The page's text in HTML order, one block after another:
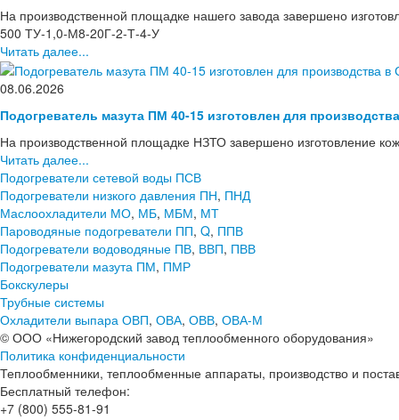
На производственной площадке нашего завода завершено
500 ТУ-1,0-М8-20Г-2-Т-4-У
Читать далее...
08.06.2026
Подогреватель мазута ПМ 40-15 изготовлен для
На производственной площадке НЗТО завершено изготовление
Читать далее...
Подогреватели сетевой воды ПСВ
Подогреватели низкого давления ПН, ПНД
Маслоохладители МО, МБ, МБМ, МТ
Пароводяные подогреватели ПП, Q, ППВ
Подогреватели водоводяные ПВ, ВВП, ПВВ
Подогреватели мазута ПМ, ПМР
Бокскулеры
Трубные системы
Охладители выпара ОВП, ОВА, ОВВ, ОВА-М
© ООО «Нижегородский завод теплообменного оборудования»
Политика конфиденциальности
Теплообменники, теплообменные аппараты, производство и
Бесплатный телефон:
+7 (800) 555-81-91